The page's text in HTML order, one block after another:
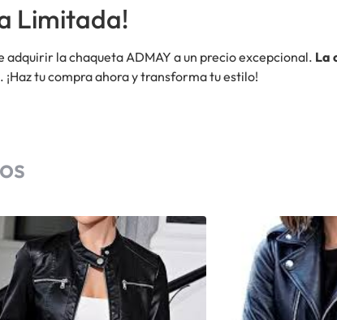
Limitada!
adquirir la chaqueta ADMAY a un precio excepcional. La
tu compra ahora y transforma tu estilo!